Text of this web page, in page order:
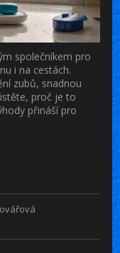
společníkem pro
i na cestách.
zubů, snadnou
proč je to
přináší pro